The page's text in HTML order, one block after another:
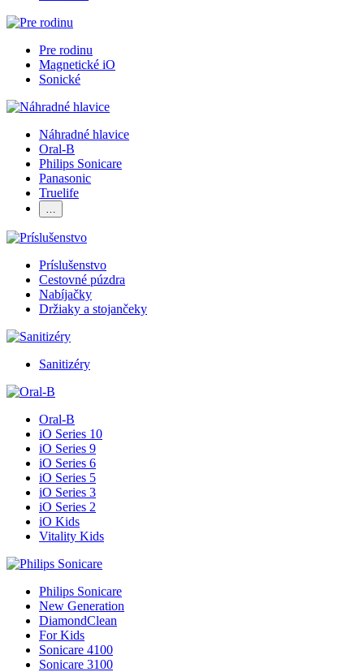
Pre rodinu
Magnetické iO
Sonické
Náhradné hlavice
Oral-B
Philips Sonicare
Panasonic
Truelife
…
Príslušenstvo
Cestovné púzdra
Nabíjačky
Držiaky a stojančeky
Sanitizéry
Oral-B
iO Series 10
iO Series 9
iO Series 6
iO Series 5
iO Series 3
iO Series 2
iO Kids
Vitality Kids
Philips Sonicare
New Generation
DiamondClean
For Kids
Sonicare 4100
Sonicare 3100